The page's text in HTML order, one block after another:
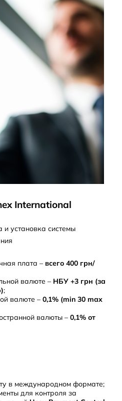
International
и установка системы
плата – всего 400 грн/
валюте – НБУ +3 грн (за
;
валюте – 0,1% (min 30 max
валюты – 0,1% от
в международном формате;
для контроля за